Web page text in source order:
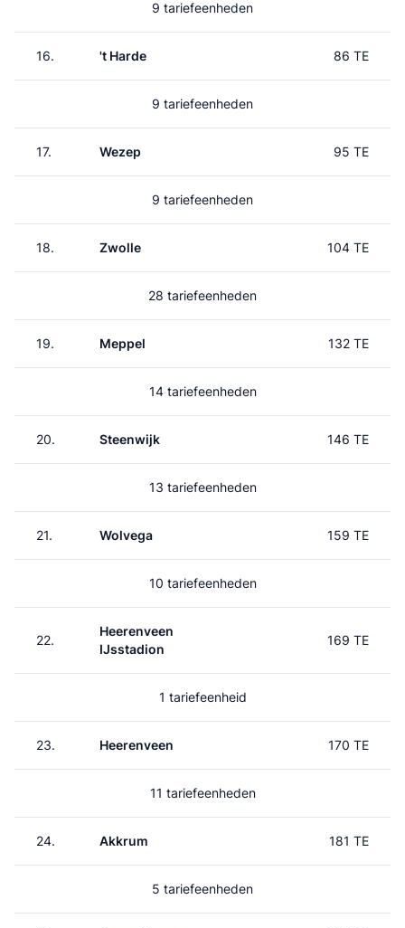
9 tariefeenheden
16. 't Harde 86 TE
9 tariefeenheden
17. Wezep 95 TE
9 tariefeenheden
18. Zwolle 104 TE
28 tariefeenheden
19. Meppel 132 TE
14 tariefeenheden
20. Steenwijk 146 TE
13 tariefeenheden
21. Wolvega 159 TE
10 tariefeenheden
22.
Heerenveen
IJsstadion
169 TE
1 tariefeenheid
23. Heerenveen 170 TE
11 tariefeenheden
24. Akkrum 181 TE
5 tariefeenheden